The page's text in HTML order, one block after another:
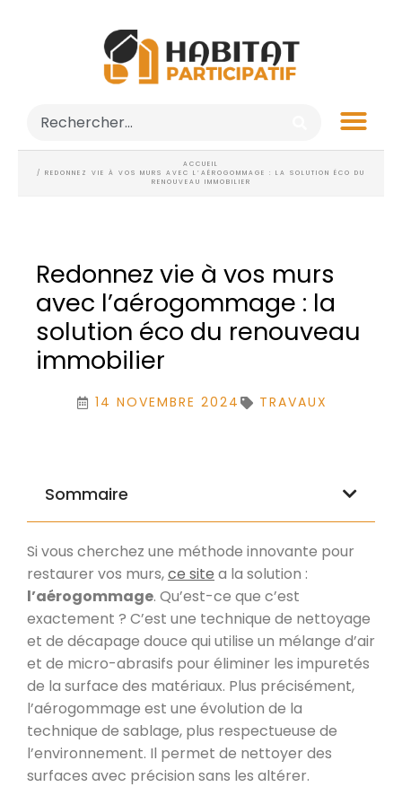
ACCUEIL
/ REDONNEZ VIE À VOS MURS AVEC L’AÉROGOMMAGE : LA SOLUTION ÉCO DU
RENOUVEAU IMMOBILIER
Redonnez vie à vos murs
avec l’aérogommage : la
solution éco du renouveau
immobilier
14 NOVEMBRE 2024 TRAVAUX
Sommaire
Si vous cherchez une méthode innovante pour
restaurer vos murs,ce site a la solution :
l’aérogommage. Qu’est-ce que c’est
exactement ? C’est une technique de nettoyage
et de décapage douce qui utilise un mélange d’air
et de micro-abrasifs pour éliminer les impuretés
de la surface des matériaux. Plus précisément,
l’aérogommage est une évolution de la
technique de sablage, plus respectueuse de
l’environnement. Il permet de nettoyer des
surfaces avec précision sans les altérer.